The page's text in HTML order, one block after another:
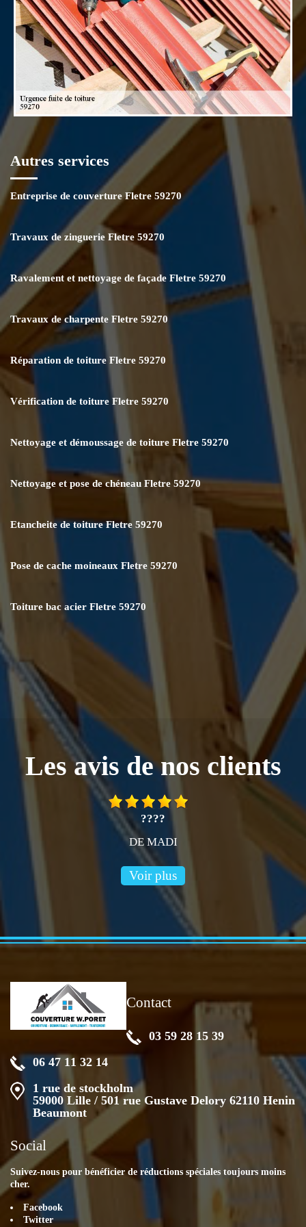
Autres services
Entreprise de couverture Fletre 59270
Travaux de zinguerie Fletre 59270
Ravalement et nettoyage de façade Fletre 59270
Travaux de charpente Fletre 59270
Réparation de toiture Fletre 59270
Vérification de toiture Fletre 59270
Nettoyage et démoussage de toiture Fletre 59270
Nettoyage et pose de chéneau Fletre 59270
Etancheite de toiture Fletre 59270
Pose de cache moineaux Fletre 59270
Toiture bac acier Fletre 59270
Les avis de nos clients
????
DE MADI
Voir plus
Contact
03 59 28 15 39
06 47 11 32 14
1 rue de stockholm
59000 Lille / 501 rue Gustave Delory 62110 Henin
Beaumont
Social
Suivez-nous pour bénéficier de réductions spéciales toujours moins
cher.
Facebook
Twitter